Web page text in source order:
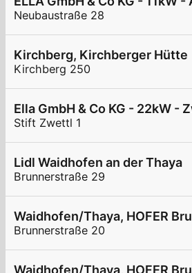
Neubaustraße 28
Kirchberg, Kirchberger Hütte
Kirchberg 250
Ella GmbH & Co KG - 22kW
Stift Zwettl 1
Lidl Waidhofen an der Thaya
Brunnerstraße 29
Waidhofen/Thaya, HOFER
Brunnerstraße 20
Waidhofen/Thaya, HOFER